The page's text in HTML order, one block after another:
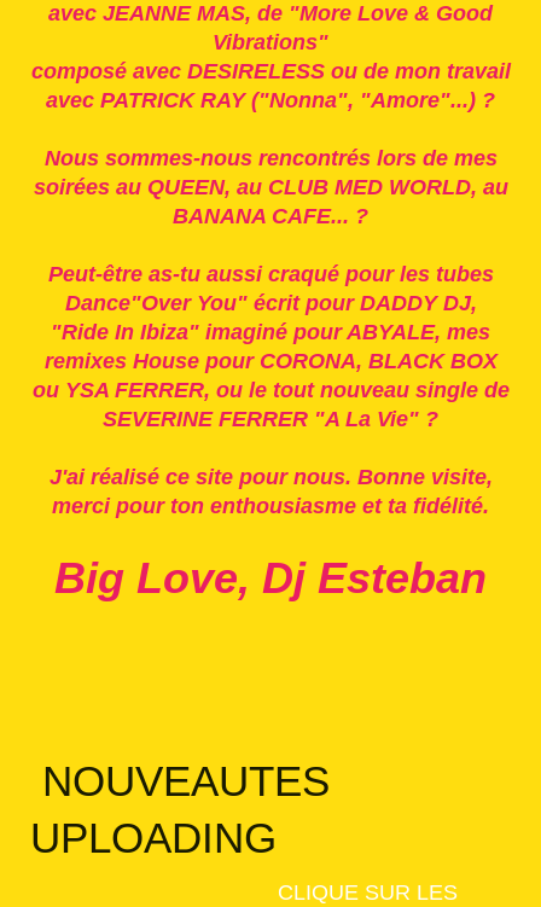
avec JEANNE MAS, de "More Love & Good
Vibrations"
composé avec DESIRELESS ou de mon travail
avec PATRICK RAY ("Nonna", "Amore"...) ?
Nous sommes-nous rencontrés lors de mes
soirées au QUEEN, au CLUB MED WORLD, au
BANANA CAFE... ?
Peut-être as-tu aussi craqué pour les tubes
Dance"Over You" écrit pour DADDY DJ,
"Ride In Ibiza" imaginé pour ABYALE, mes
remixes House pour CORONA, BLACK BOX
ou YSA FERRER, ou le tout nouveau single de
SEVERINE FERRER "A La Vie" ?
J'ai réalisé ce site pour nous. Bonne visite,
merci pour ton enthousiasme et ta fidélité.
Big Love, Dj Esteban
NOUVEAUTES
UPLOADING
CLIQUE SUR LES